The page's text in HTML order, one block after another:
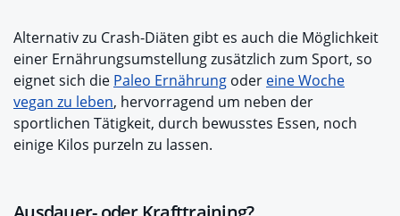
Alternativ zu Crash-Diäten gibt es auch die Möglichkeit
einer Ernährungsumstellung zusätzlich zum Sport, so
eignet sich die Paleo Ernährung oder eine Woche
vegan zu leben, hervorragend um neben der
sportlichen Tätigkeit, durch bewusstes Essen, noch
einige Kilos purzeln zu lassen.